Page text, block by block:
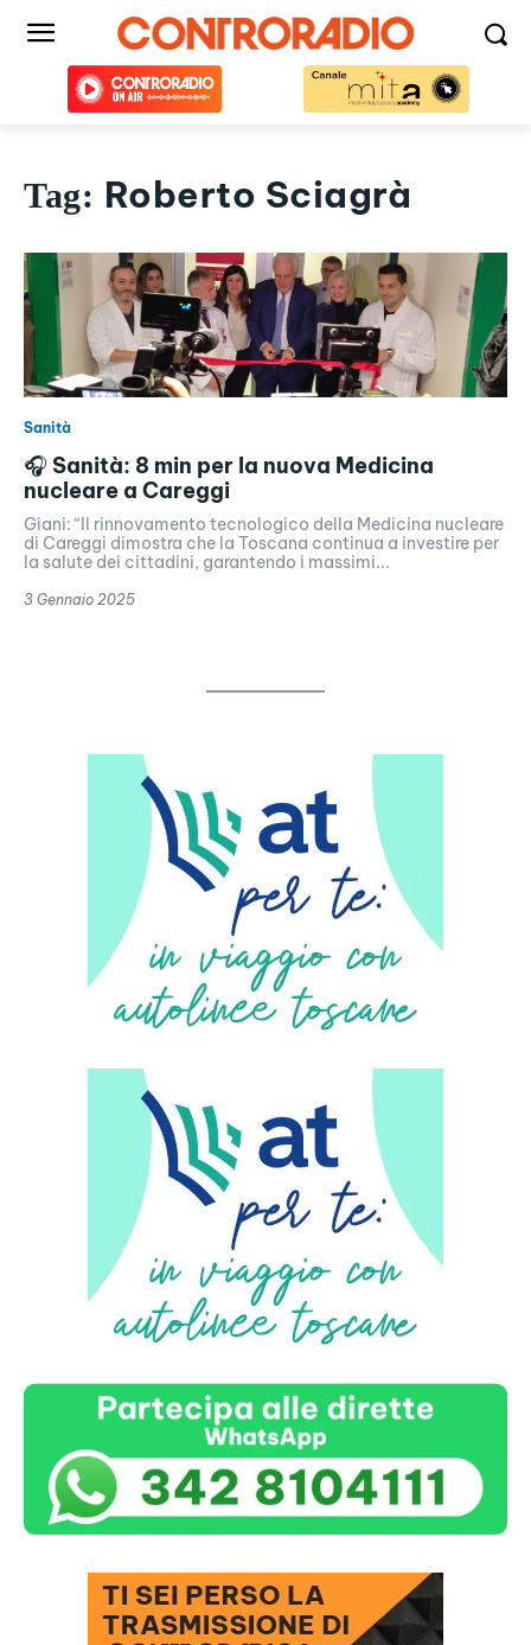
Tag: Roberto Sciagrà
Sanità
🎧 Sanità: 8 min per la nuova Medicina
nucleare a Careggi
Giani: “Il rinnovamento tecnologico della Medicina nucleare
di Careggi dimostra che la Toscana continua a investire per
la salute dei cittadini, garantendo i massimi...
3 Gennaio 2025